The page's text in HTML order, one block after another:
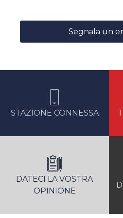
Segnala un
STAZIONE CONNESSA
DATECI LA VOSTRA
OPINIONE